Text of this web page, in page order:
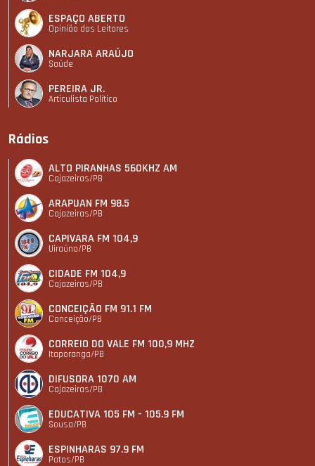
ESPAÇO ABERTO
Opinião dos Leitores
NARJARA ARAÚJO
Saúde
PEREIRA JR.
Articulista Polí­tico
Rádios
ALTO PIRANHAS 560KHZ AM
Cajazeiras/PB
ARAPUAN FM 98.5
Cajazeiras/PB
CAPIVARA FM 104,9
Uiraúna/PB
CIDADE FM 104,9
Cajazeiras/PB
CONCEIÇÃO FM 91.1 FM
Conceição/PB
CORREIO DO VALE FM 100,9 MHZ
Itaporanga/PB
DIFUSORA 1070 AM
Cajazeiras/PB
EDUCATIVA 105 FM - 105.9 FM
Sousa/PB
ESPINHARAS 97.9 FM
Patos/PB